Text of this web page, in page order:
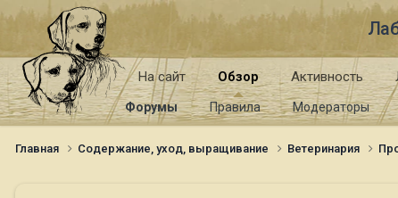
На сайт Обзор
Форумы Правила Модераторы
Активность
Главная Содержание, уход, выращивание Ветеринария